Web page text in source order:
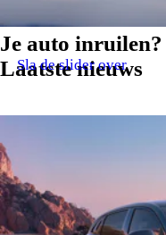
Je auto inruilen?
Laatste nieuws
Sla de slider over